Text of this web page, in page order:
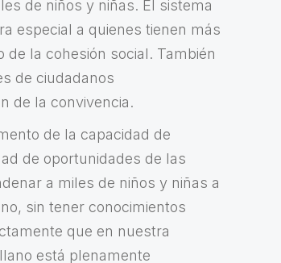
de niños y niñas. El sistema
especial a quienes tienen más
la cohesión social. También
de ciudadanos
de la convivencia.
de la capacidad de
de oportunidades de las
a miles de niños y niñas a
sin tener conocimientos
que en nuestra
está plenamente